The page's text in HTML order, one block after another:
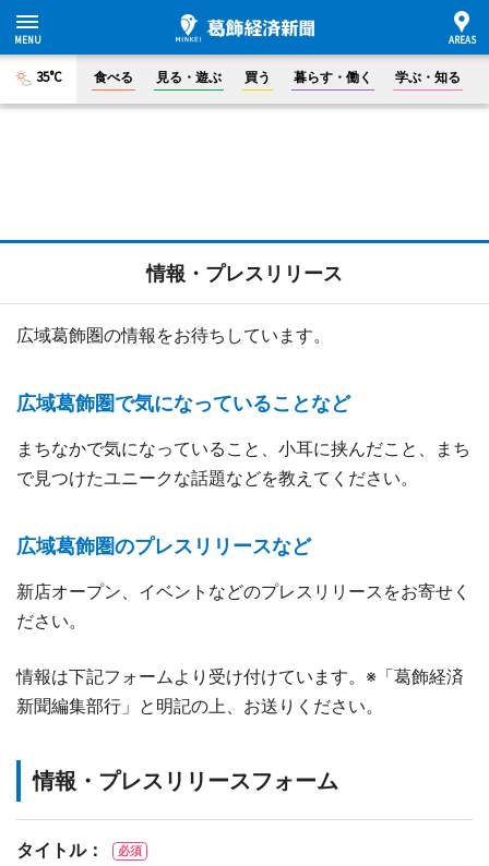
35°C 食べる 見る・遊ぶ 買う 暮らす・働く 学ぶ・知る
情報・プレスリリース
広域葛飾圏の情報をお待ちしています。
広域葛飾圏で気になっていることなど
まちなかで気になっていること、小耳に挟んだこと、まち
で見つけたユニークな話題などを教えてください。
広域葛飾圏のプレスリリースなど
新店オープン、イベントなどのプレスリリースをお寄せく
ださい。
情報は下記フォームより受け付けています。※「葛飾経済
新聞編集部行」と明記の上、お送りください。
情報・プレスリリースフォーム
タイトル： 必須